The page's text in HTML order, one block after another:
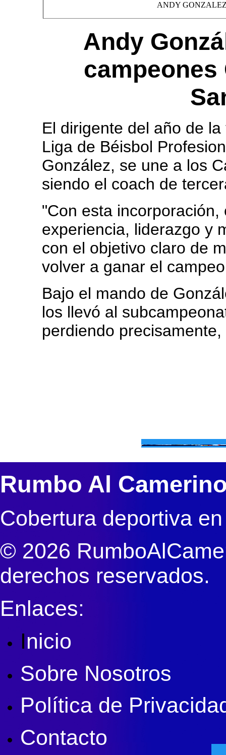
ANDY
Andy
campeones
El dirigente del año de
Liga de Béisbol
González, se une a los
siendo el coach de
"Con esta
experiencia, liderazgo y
con el objetivo claro de
volver a ganar el
Bajo el mando de
los llevó al
perdiendo
Rumbo Al
Cobertura deportiva
© 2026
derechos reservados.
Enlaces:
Inicio
Sobre Nosotros
Política de
Contacto